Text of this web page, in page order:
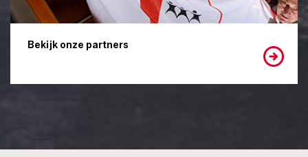
Bekijk onze partners